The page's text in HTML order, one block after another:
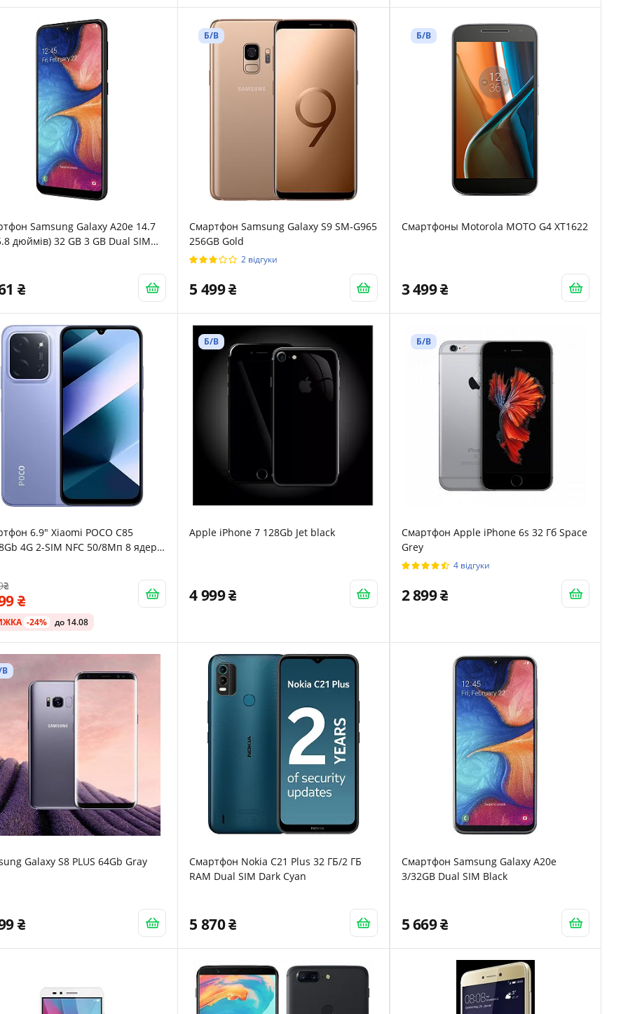
Samsung Galaxy A20e 14.7
дюймів) 32 GB 3 GB Dual SIM
Б/В
Смартфон Samsung Galaxy S9 SM-G965
256GB Gold
2 відгуки
5 499
Б/В
Смартфоны Motorola MOTO G4 XT1622
3 499
6.9" Xiaomi POCO C85
4G 2-SIM NFC 50/8Мп 8 ядер
-24% до 14.08
Б/В
Apple iPhone 7 128Gb Jet black
4 999
Б/В
Смартфон Apple iPhone 6s 32 Гб Space
Grey
4 відгуки
2 899
В
Galaxy S8 PLUS 64Gb Gray
Смартфон Nokia C21 Plus 32 ГБ/2 ГБ
RAM Dual SIM Dark Cyan
5 870
Смартфон Samsung Galaxy A20e
3/32GB Dual SIM Black
5 669